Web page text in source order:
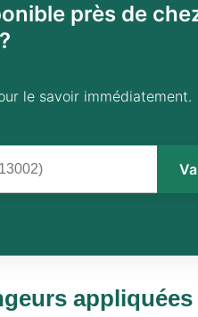
près de
?
le savoir immédiatement.
appliquées